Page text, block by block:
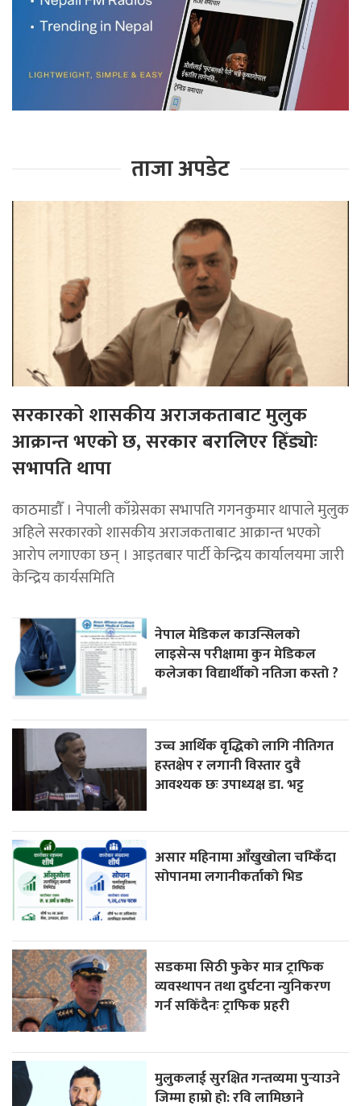
ताजा अपडेट
सरकारको शासकीय अराजकताबाट मुलुक
आक्रान्त भएको छ, सरकार बरालिएर हिँड्याेः
सभापति थापा
काठमाडाैँ । नेपाली काँग्रेसका सभापति गगनकुमार थापाले मुलुक
अहिले सरकारको शासकीय अराजकताबाट आक्रान्त भएको
आरोप लगाएका छन् । आइतबार पार्टी केन्द्रिय कार्यालयमा जारी
केन्द्रिय कार्यसमिति
नेपाल मेडिकल काउन्सिलको
लाइसेन्स परीक्षामा कुन मेडिकल
कलेजका विद्यार्थीको नतिजा कस्तो ?
उच्च आर्थिक वृद्धिको लागि नीतिगत
हस्तक्षेप र लगानी विस्तार दुवै
आवश्यक छः उपाध्यक्ष डा. भट्ट
असार महिनामा आँखुखोला चम्किँदा
सोपानमा लगानीकर्ताको भिड
सडकमा सिठी फुकेर मात्र ट्राफिक
व्यवस्थापन तथा दुर्घटना न्युनिकरण
गर्न सकिँदैनः ट्राफिक प्रहरी
मुलुकलाई सुरक्षित गन्तव्यमा पुर्‍याउने
जिम्मा हाम्रो हो: रवि लामिछाने